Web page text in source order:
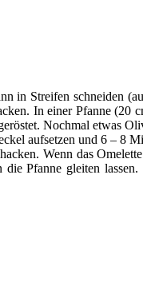
in Streifen schneiden
In einer Pfanne (20
Nochmal etwas
aufsetzen und 6 – 8
Wenn das
Pfanne gleiten